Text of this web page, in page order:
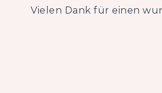
Vielen Dank für einen